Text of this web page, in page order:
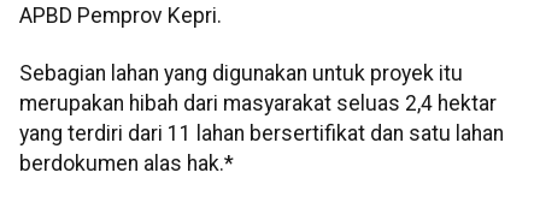
APBD Pemprov Kepri.
Sebagian lahan yang digunakan untuk proyek itu
merupakan hibah dari masyarakat seluas 2,4 hektar
yang terdiri dari 11 lahan bersertifikat dan satu lahan
berdokumen alas hak.*